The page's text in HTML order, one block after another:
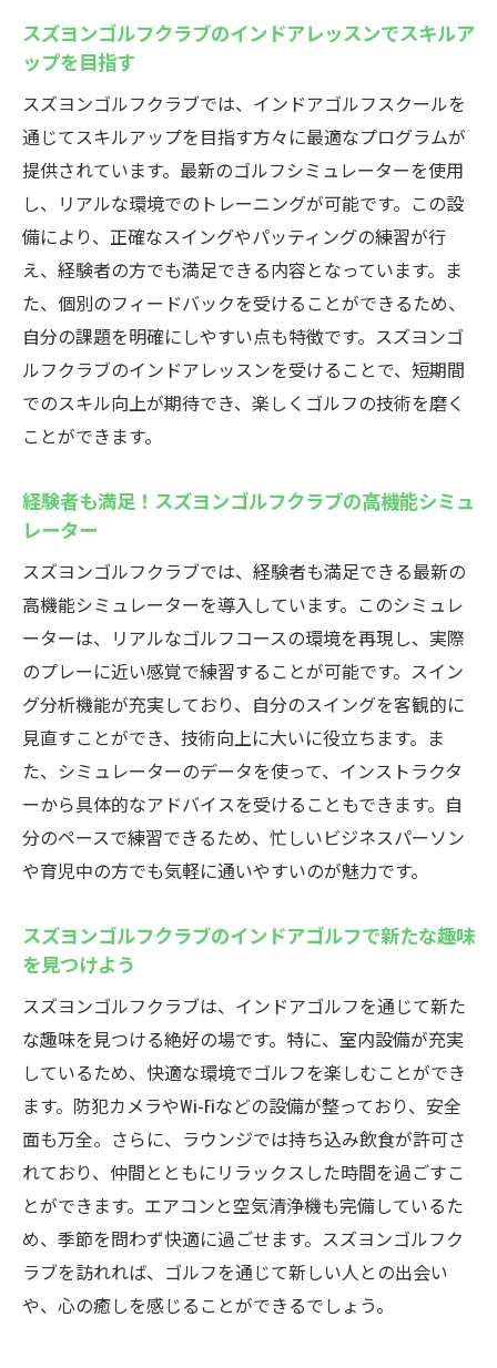
特別な日に最適なスズヨンゴルフクラブの
利用法
スズヨンゴルフクラブでインドアゴルフスクー
ルを体験しよう！最新設備と充実の環境
スズヨンゴルフクラブのインドアゴルフス
クールの特徴
初心者から上級者まで対応する設備の紹介
最新設備でゴルフの技術を磨く
ゴルフスクールでの効果的な練習方法
スズヨンゴルフクラブのインドアゴルフの
魅力とは
長く楽しめるインドアゴルフのメリット
アゴルフスクールでスキルアップ
スズヨンゴルフクラブの充実したサポート
体制
インドアゴルフでのスキルアップ術
初心者必見！ゴルフの楽しみ方
スズヨンゴルフクラブで一歩ずつ成長する
方法
スズヨンゴルフクラブのスクールで自信を
つける
スズヨンゴルフクラブのインドアゴルフスクー
スズヨンゴルフクラブの快適な環境でゴル
フを楽しむ
インドアゴルフのメリットを最大限に活用
する方法
スズヨンゴルフクラブでのリラックスした
プレー
ゴルフを楽しむための快適な設備紹介
スズヨンゴルフクラブでのゴルフライフの
快適な環境でのゴルフがもたらすリラック
ス効果
スズヨンゴルフクラブのインドアレッスンでスキルア
ップを目指す
スズヨンゴルフクラブでは、インドアゴルフスクールを
通じてスキルアップを目指す方々に最適なプログラムが
提供されています。最新のゴルフシミュレーターを使用
し、リアルな環境でのトレーニングが可能です。この設
備により、正確なスイングやパッティングの練習が行
え、経験者の方でも満足できる内容となっています。ま
た、個別のフィードバックを受けることができるため、
自分の課題を明確にしやすい点も特徴です。スズヨンゴ
ルフクラブのインドアレッスンを受けることで、短期間
でのスキル向上が期待でき、楽しくゴルフの技術を磨く
ことができます。
経験者も満足！スズヨンゴルフクラブの高機能シミュ
レーター
スズヨンゴルフクラブでは、経験者も満足できる最新の
高機能シミュレーターを導入しています。このシミュレ
ーターは、リアルなゴルフコースの環境を再現し、実際
のプレーに近い感覚で練習することが可能です。スイン
グ分析機能が充実しており、自分のスイングを客観的に
見直すことができ、技術向上に大いに役立ちます。ま
た、シミュレーターのデータを使って、インストラクタ
ーから具体的なアドバイスを受けることもできます。自
分のペースで練習できるため、忙しいビジネスパーソン
や育児中の方でも気軽に通いやすいのが魅力です。
スズヨンゴルフクラブのインドアゴルフで新たな趣味
を見つけよう
スズヨンゴルフクラブは、インドアゴルフを通じて新た
な趣味を見つける絶好の場です。特に、室内設備が充実
しているため、快適な環境でゴルフを楽しむことができ
ます。防犯カメラやWi-Fiなどの設備が整っており、安全
面も万全。さらに、ラウンジでは持ち込み飲食が許可さ
れており、仲間とともにリラックスした時間を過ごすこ
とができます。エアコンと空気清浄機も完備しているた
め、季節を問わず快適に過ごせます。スズヨンゴルフク
ラブを訪れれば、ゴルフを通じて新しい人との出会い
や、心の癒しを感じることができるでしょう。